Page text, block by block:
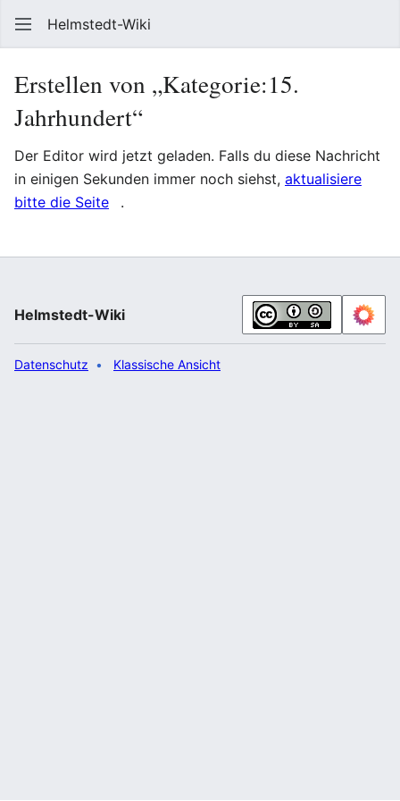
Helmstedt-Wiki
Erstellen von „Kategorie:15.
Jahrhundert“
Der Editor wird jetzt geladen. Falls du diese Nachricht
in einigen Sekunden immer noch siehst, aktualisiere
bitte die Seite
.
Helmstedt-Wiki
Datenschutz Klassische Ansicht